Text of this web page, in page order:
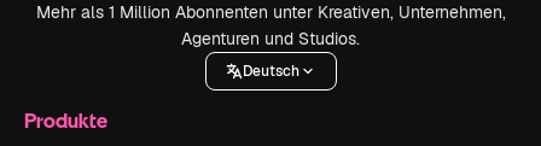
Mehr als 1 Million Abonnenten unter Kreativen, Unternehmen,
Agenturen und Studios.
Deutsch
Produkte